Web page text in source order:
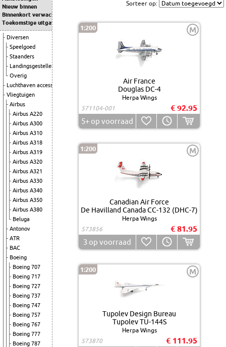
Nieuw binnen
Binnenkort verwacht
Toekomstige uitgaven
Diversen
Speelgoed
Staanders
Landingsgestellen
Overig
Luchthaven accessoires
Vliegtuigen
Airbus
Airbus A220
Airbus A300
Airbus A310
Airbus A318
Airbus A319
Airbus A320
Airbus A321
Airbus A330
Airbus A340
Airbus A350
Airbus A380
Beluga
Antonov
ATR
BAC
Boeing
Boeing 707
Boeing 717
Boeing 727
Boeing 737
Boeing 747
Boeing 757
Boeing 767
Boeing 777
Boeing 787
Sorteer op:
1:200 M
Air France
Douglas DC-4
Herpa Wings
571104-001
€ 92.95
5+ op voorraad
1:200 M
Canadian Air Force
De Havilland Canada CC-132 (DHC-7)
Herpa Wings
573856
€ 81.95
3 op voorraad
1:200 M
Tupolev Design Bureau
Tupolev TU-144S
Herpa Wings
573870
€ 111.95